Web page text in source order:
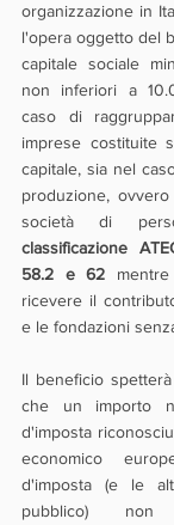
organizzazione in
l'opera oggetto del
capitale sociale
non inferiori a
caso di
imprese costituite
capitale, sia nel
produzione,
classificazione
58.2 e 62
ricevere il
e le fondazioni
Il beneficio
che un importo
d'imposta
economico
d'imposta (e le
pubblico) non